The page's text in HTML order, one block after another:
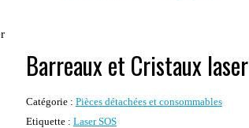
Barreaux et Cristaux laser
Catégorie : Pièces détachées et consommables
Etiquette : Laser SOS